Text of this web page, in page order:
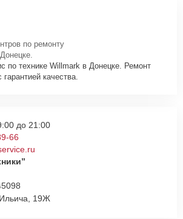
по ремонту
по технике Willmark в Донецке. Ремонт
качества.
19Ж
до 21:00
66